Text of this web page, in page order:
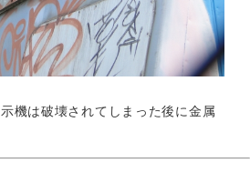
機は破壊されてしまった後に金属